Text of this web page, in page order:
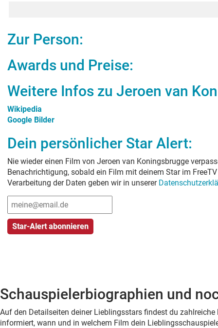
Zur Person:
Awards und Preise:
Weitere Infos zu Jeroen van
Wikipedia
Google Bilder
Dein persönlicher Star Alert:
Nie wieder einen Film von Jeroen van Koningsbrugge
Benachrichtigung, sobald ein Film mit deinem Star im
Verarbeitung der Daten geben wir in unserer
Schauspielerbiographien und
Auf den Detailseiten deiner Lieblingsstars findest du
informiert, wann und in welchem Film dein